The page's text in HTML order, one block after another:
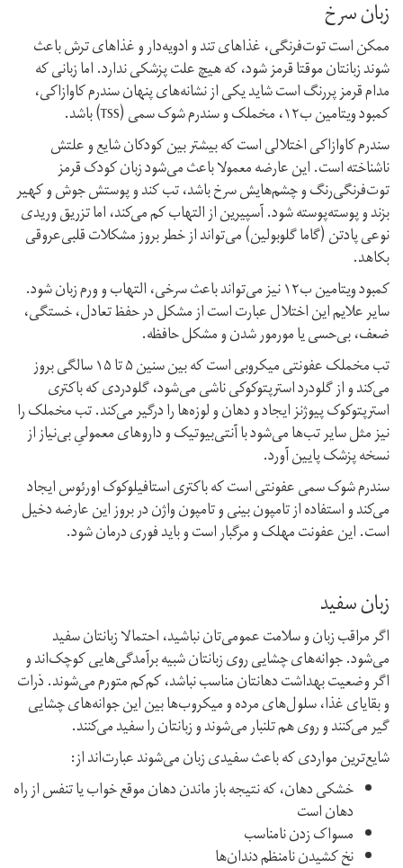
زبان سرخ
ممکن است توت‌فرنگی، غذاهای تند و ادویه‌دار و غذاهای ترش باعث
شوند زبانتان موقتا قرمز شود، که هیچ علت پزشکی ندارد. اما زبانی که
مدام قرمز پررنگ است شاید یکی از نشانه‌های پنهان سندرم کاوازاکی،
کمبود ویتامین ب‌۱۲، مخملک و سندرم شوک سمی (TSS) باشد.
سندرم کاوازاکی اختلالی است که بیشتر بین کودکان شایع و علتش
ناشناخته است. این عارضه معمولا باعث می‌شود زبان کودک قرمز
توت‌فرنگی‌رنگ و چشم‌هایش سرخ باشد، تب کند و پوستش جوش و کهیر
بزند و پوسته‌پوسته شود. آسپیرین از التهاب کم می‌کند، اما تزریق وریدی
نوعی پادتن (گاما گلوبولین) می‌تواند از خطر بروز مشکلات قلبی‌عروقی
بکاهد.
کمبود ویتامین ب‌۱۲ نیز می‌تواند باعث سرخی، التهاب و ورم زبان شود.
سایر علایم این اختلال عبارت است از مشکل در حفظ تعادل، خستگی،
ضعف، بی‌حسی یا مورمور شدن و مشکل حافظه.
تب مخملک عفونتی میکروبی است که بین سنین ۵ تا ۱۵ سالگی بروز
می‌کند و از گلودرد استرپتوکوکی ناشی می‌شود، گلودردی که باکتری
استرپتوکوک پیوژنز ایجاد و دهان و لوزه‌ها را درگیر می‌کند. تب مخملک را
نیز مثل سایر تب‌ها می‌شود با آنتی‌بیوتیک و داروهای معمولیِ بی‌نیاز از
نسخه پزشک پایین آورد.
سندرم شوک سمی عفونتی است که باکتری استافیلوکوک اورئوس ایجاد
می‌کند و استفاده از تامپون بینی و تامپون واژن در بروز این عارضه دخیل
است. این عفونت مهلک و مرگبار است و باید فوری درمان شود.
زبان سفید
اگر مراقب زبان و سلامت عمومی‌تان نباشید، احتمالا زبانتان سفید
می‌شود. جوانه‌های چشایی روی زبانتان شبیه برآمدگی‌هایی کوچک‌اند و
اگر وضعیت بهداشت دهانتان مناسب نباشد، کم‌کم متورم می‌شوند. ذرات
و بقایای غذا، سلول‌های مرده و میکروب‌ها بین این جوانه‌های چشایی
گیر می‌کنند و روی هم تلنبار می‌شوند و زبانتان را سفید می‌کنند.
شایع‌ترین مواردی که باعث سفیدی زبان می‌شوند عبارت‌اند از:
خشکی دهان، که نتیجه باز ماندن دهان موقع خواب یا تنفس از راه
دهان است
مسواک زدن نامناسب
نخ کشیدن نامنظم دندان‌ها